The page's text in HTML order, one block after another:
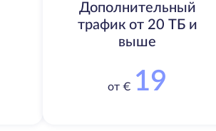
Дополнительный
трафик от 20 ТБ и
выше
от € 19